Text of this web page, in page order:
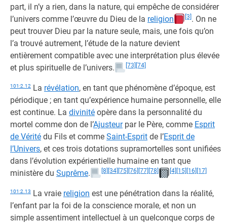
part, il n’y a rien, dans la nature, qui empêche de considérer
l’univers comme l’œuvre du Dieu de la religion [3] . On ne
peut trouver Dieu par la nature seule, mais, une fois qu’on
l’a trouvé autrement, l’étude de la nature devient
entièrement compatible avec une interprétation plus élevée
et plus spirituelle de l’univers.
[73] [74]
101:2.12 La révélation, en tant que phénomène d’époque, est
périodique ; en tant qu’expérience humaine personnelle, elle
est continue. La divinité opère dans la personnalité du
mortel comme don de l’Ajusteurpar le Père, comme Esprit
de Vérité du Fils et comme Saint-Esprit de l’Esprit de
l’Univers, et ces trois dotations supramortelles sont unifiées
dans l’évolution expérientielle humaine en tant que
ministère du Suprême. [8] [34] [75] [76] [77] [78] [4] [15] [16] [17]
101:2.13 La vraie religion est une pénétration dans la réalité,
l’enfant par la foi de la conscience morale, et non un
simple assentiment intellectuel à un quelconque corps de